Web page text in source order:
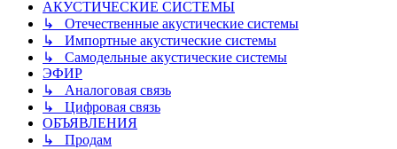
АКУСТИЧЕСКИЕ СИСТЕМЫ
↳ Отечественные акустические системы
↳ Импортные акустические системы
↳ Самодельные акустические системы
ЭФИР
↳ Аналоговая связь
↳ Цифровая связь
ОБЪЯВЛЕНИЯ
↳ Продам